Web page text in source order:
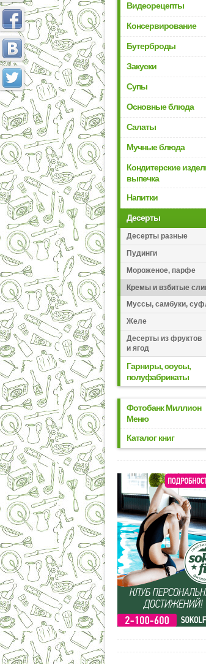
Видеорецепты
Консервирование
Бутерброды
Закуски
Супы
Основные блюда
Салаты
Мучные блюда
Кондитерские
выпечка
Напитки
Десерты
Десерты разные
Пудинги
Мороженое, парфе
Кремы и взбитые
Муссы, самбуки,
Желе
Десерты из фруктов
и ягод
Гарниры, соусы,
полуфабрикаты
Фотобанк Миллион
Меню
Каталог книг